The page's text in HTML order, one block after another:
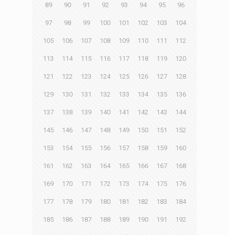
89 90 91 92 93 94 95 96
97 98 99 100 101 102 103 104
105 106 107 108 109 110 111 112
113 114 115 116 117 118 119 120
121 122 123 124 125 126 127 128
129 130 131 132 133 134 135 136
137 138 139 140 141 142 143 144
145 146 147 148 149 150 151 152
153 154 155 156 157 158 159 160
161 162 163 164 165 166 167 168
169 170 171 172 173 174 175 176
177 178 179 180 181 182 183 184
185 186 187 188 189 190 191 192